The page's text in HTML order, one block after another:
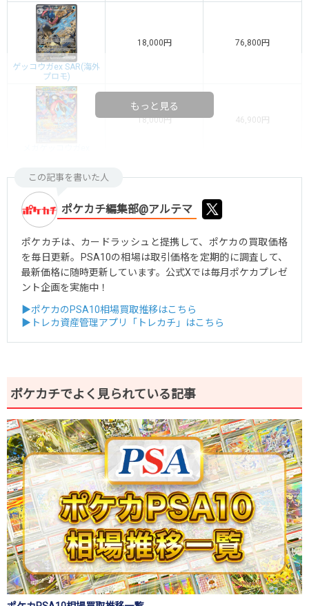
ゲッコウガex SAR(海外
プロモ)
18,000円 76,800円
18,000円 46,900円
もっと見る
この記事を書いた人
ポケカチ編集部@アルテマ
ポケカチは、カードラッシュと提携して、ポケカの買取価格
を毎日更新。PSA10の相場は取引価格を定期的に調査して、
最新価格に随時更新しています。公式Xでは毎月ポケカプレゼ
ント企画を実施中！
▶ポケカのPSA10相場買取推移はこちら
▶トレカ資産管理アプリ「トレカチ」はこちら
ポケカチでよく見られている記事